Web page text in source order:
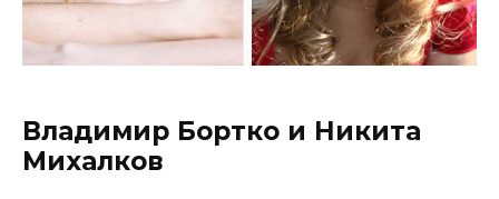
Владимир Бортко и Никита
Михалков